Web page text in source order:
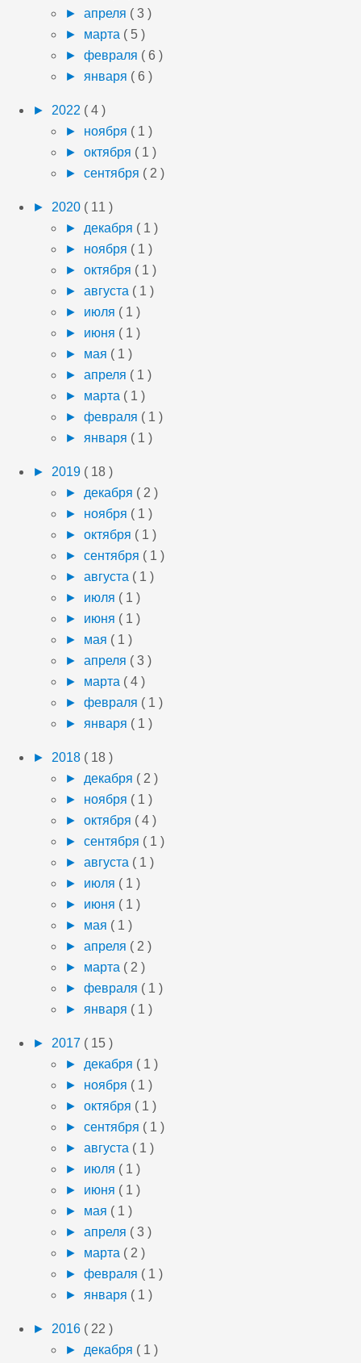
► апреля ( 3 )
► марта ( 5 )
► февраля ( 6 )
► января ( 6 )
► 2022 ( 4 )
► ноября ( 1 )
► октября ( 1 )
► сентября ( 2 )
► 2020 ( 11 )
► декабря ( 1 )
► ноября ( 1 )
► октября ( 1 )
► августа ( 1 )
► июля ( 1 )
► июня ( 1 )
► мая ( 1 )
► апреля ( 1 )
► марта ( 1 )
► февраля ( 1 )
► января ( 1 )
► 2019 ( 18 )
► декабря ( 2 )
► ноября ( 1 )
► октября ( 1 )
► сентября ( 1 )
► августа ( 1 )
► июля ( 1 )
► июня ( 1 )
► мая ( 1 )
► апреля ( 3 )
► марта ( 4 )
► февраля ( 1 )
► января ( 1 )
► 2018 ( 18 )
► декабря ( 2 )
► ноября ( 1 )
► октября ( 4 )
► сентября ( 1 )
► августа ( 1 )
► июля ( 1 )
► июня ( 1 )
► мая ( 1 )
► апреля ( 2 )
► марта ( 2 )
► февраля ( 1 )
► января ( 1 )
► 2017 ( 15 )
► декабря ( 1 )
► ноября ( 1 )
► октября ( 1 )
► сентября ( 1 )
► августа ( 1 )
► июля ( 1 )
► июня ( 1 )
► мая ( 1 )
► апреля ( 3 )
► марта ( 2 )
► февраля ( 1 )
► января ( 1 )
► 2016 ( 22 )
► декабря ( 1 )